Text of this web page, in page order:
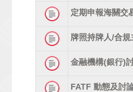
定期申報海關交
牌照持牌人/合
金融機構(銀行)
FATF 動態及討